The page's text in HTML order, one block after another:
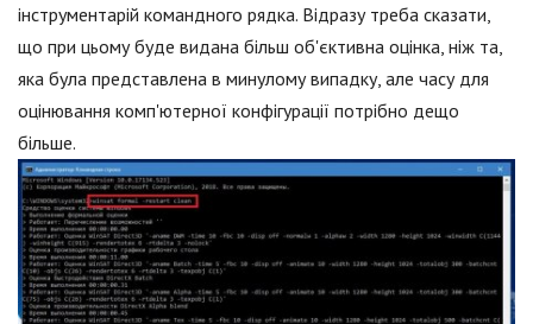
інструментарій командного рядка. Відразу треба сказати,
що при цьому буде видана більш об'єктивна оцінка, ніж та,
яка була представлена в минулому випадку, але часу для
оцінювання комп'ютерної конфігурації потрібно дещо
більше.